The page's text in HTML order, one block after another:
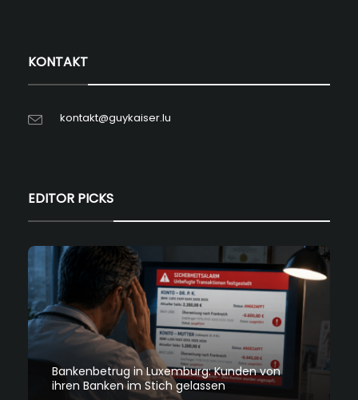
KONTAKT
kontakt@guykaiser.lu
EDITOR PICKS
Bankenbetrug in Luxemburg: Kunden von
ihren Banken im Stich gelassen